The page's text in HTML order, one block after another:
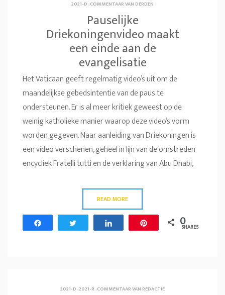
2021-D.COMMENTAAR VAN DERDEN
Pauselijke
Driekoningenvideo maakt
een einde aan de
evangelisatie
Het Vaticaan geeft regelmatig video’s uit om de
maandelijkse gebedsintentie van de paus te
ondersteunen. Er is al meer kritiek geweest op de
weinig katholieke manier waarop deze video’s vorm
worden gegeven. Naar aanleiding van Driekoningen is
een video verschenen, geheel in lijn van de omstreden
encycliek Fratelli tutti en de verklaring van Abu Dhabi,
READ MORE
0
SHARES
2021-D.2021-R.COMMENTAAR VAN REDACTIE